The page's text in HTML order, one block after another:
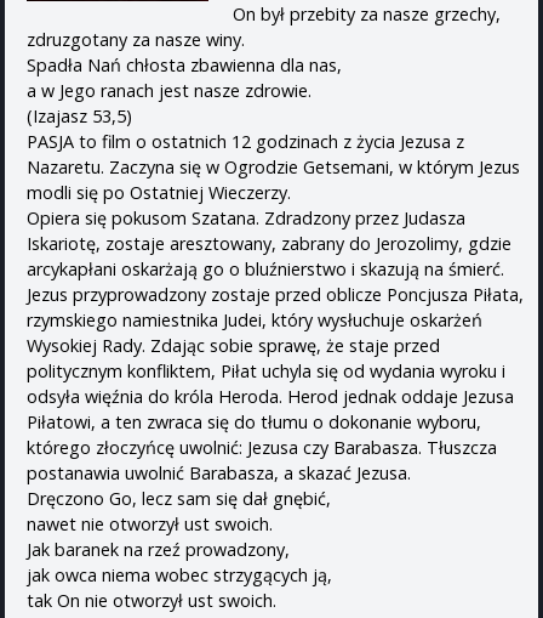
On był przebity za nasze grzechy,
zdruzgotany za nasze winy.
Spadła Nań chłosta zbawienna dla nas,
a w Jego ranach jest nasze zdrowie.
(Izajasz 53,5)
PASJA to film o ostatnich 12 godzinach z życia Jezusa z
Nazaretu. Zaczyna się w Ogrodzie Getsemani, w którym Jezus
modli się po Ostatniej Wieczerzy.
Opiera się pokusom Szatana. Zdradzony przez Judasza
Iskariotę, zostaje aresztowany, zabrany do Jerozolimy, gdzie
arcykapłani oskarżają go o bluźnierstwo i skazują na śmierć.
Jezus przyprowadzony zostaje przed oblicze Poncjusza Piłata,
rzymskiego namiestnika Judei, który wysłuchuje oskarżeń
Wysokiej Rady. Zdając sobie sprawę, że staje przed
politycznym konfliktem, Piłat uchyla się od wydania wyroku i
odsyła więźnia do króla Heroda. Herod jednak oddaje Jezusa
Piłatowi, a ten zwraca się do tłumu o dokonanie wyboru,
którego złoczyńcę uwolnić: Jezusa czy Barabasza. Tłuszcza
postanawia uwolnić Barabasza, a skazać Jezusa.
Dręczono Go, lecz sam się dał gnębić,
nawet nie otworzył ust swoich.
Jak baranek na rzeź prowadzony,
jak owca niema wobec strzygących ją,
tak On nie otworzył ust swoich.